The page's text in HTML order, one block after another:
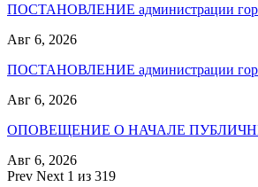
ПОСТАНОВЛЕНИЕ администрации
Авг 6, 2026
ПОСТАНОВЛЕНИЕ администрации
Авг 6, 2026
ОПОВЕЩЕНИЕ О НАЧАЛЕ
Авг 6, 2026
Prev Next 1 из 319